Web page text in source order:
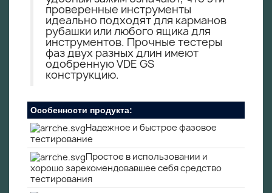
проверенные инструменты
идеально подходят для карманов
рубашки или любого ящика для
инструментов. Прочные тестеры
фаз двух разных длин имеют
одобренную VDE GS
конструкцию.
Особенности продукта:
Надежное и быстрое фазовое
тестирование
Простое в использовании и
хорошо зарекомендовавшее себя средство
тестирования